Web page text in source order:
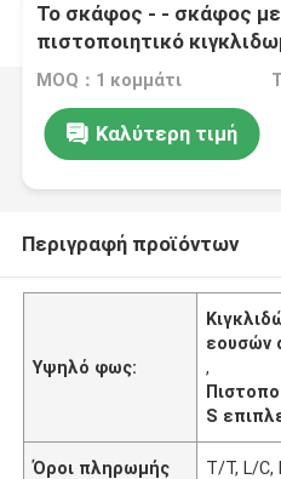
Το σκάφος - - σκάφος
πιστοποιητικό
BV CCS επιπλεουσών
MOQ：1 κομμάτι
Καλύτερη τιμή
Περιγραφή προϊόντων
Υψηλό φως:
εουσών
,
S
Όροι πληρωμής T/T, L/C,